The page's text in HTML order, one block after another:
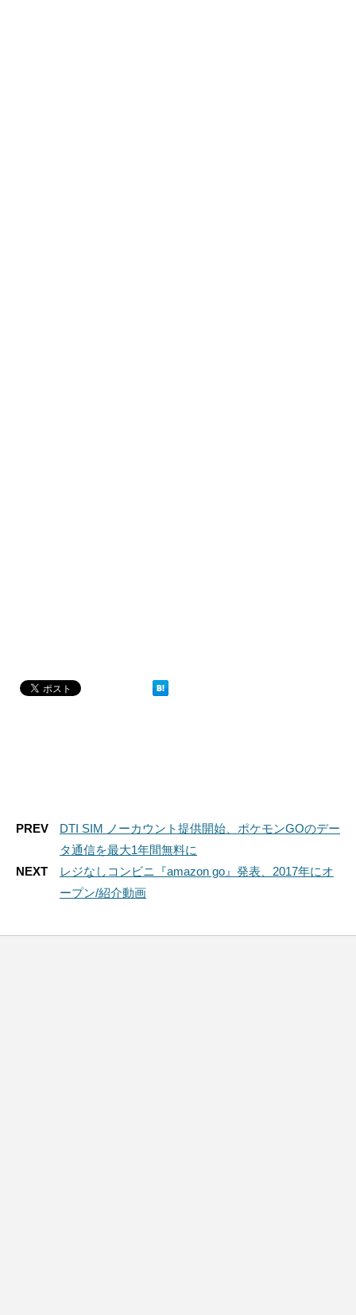
PREV
DTI SIM ノーカウント提供開始、ポケモンGOのデー
タ通信を最大1年間無料に
NEXT
レジなしコンビニ『amazon go』発表、2017年にオ
ープン/紹介動画